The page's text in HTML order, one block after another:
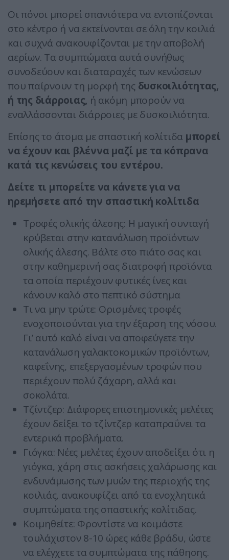
Οι πόνοι μπορεί σπανιότερα να εντοπίζονται
στο κέντρο ή να εκτείνονται σε όλη την κοιλιά
και συχνά ανακουφίζονται με την αποβολή
αερίων. Τα συμπτώματα αυτά συνήθως
συνοδεύουν και διαταραχές των κενώσεων
που παίρνουν τη μορφή της δυσκοιλιότητας,
ή της διάρροιας, ή ακόμη μπορούν να
εναλλάσσονται διάρροιες με δυσκοιλιότητα.
Επίσης το άτομα με σπαστική κολίτιδα μπορεί
να έχουν και βλέννα μαζί με τα κόπρανα
κατά τις κενώσεις του εντέρου.
Δείτε τι μπορείτε να κάνετε για να
ηρεμήσετε από την σπαστική κολίτιδα
Τροφές ολικής άλεσης: Η μαγική συνταγή
κρύβεται στην κατανάλωση προϊόντων
ολικής άλεσης. Βάλτε στο πιάτο σας και
στην καθημερινή σας διατροφή προϊόντα
τα οποία περιέχουν φυτικές ίνες και
κάνουν καλό στο πεπτικό σύστημα
Τι να μην τρώτε: Ορισμένες τροφές
ενοχοποιούνται για την έξαρση της νόσου.
Γι’ αυτό καλό είναι να αποφεύγετε την
κατανάλωση γαλακτοκομικών προϊόντων,
καφεΐνης, επεξεργασμένων τροφών που
περιέχουν πολύ ζάχαρη, αλλά και
σοκολάτα.
Τζίντζερ: Διάφορες επιστημονικές μελέτες
έχουν δείξει το τζίντζερ καταπραΰνει τα
εντερικά προβλήματα.
Γιόγκα: Νέες μελέτες έχουν αποδείξει ότι η
γιόγκα, χάρη στις ασκήσεις χαλάρωσης και
ενδυνάμωσης των μυών της περιοχής της
κοιλιάς, ανακουφίζει από τα ενοχλητικά
συμπτώματα της σπαστικής κολίτιδας.
Κοιμηθείτε: Φροντίστε να κοιμάστε
τουλάχιστον 8-10 ώρες κάθε βράδυ, ώστε
να ελέγχετε τα συμπτώματα της πάθησης.